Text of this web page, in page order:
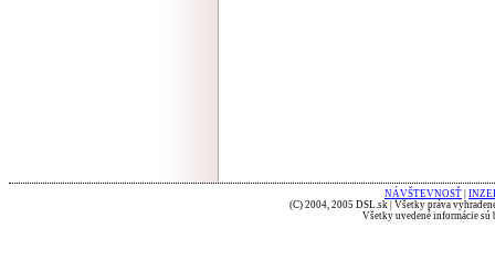
NÁVŠTEVNOSŤ
(C) 2004, 2005 DSL.sk | Všetky práva
Všetky uvedené informácie sú